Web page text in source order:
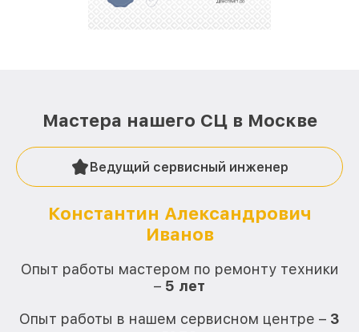
Мастера нашего СЦ в Москве
Ведущий сервисный инженер
Константин Александрович
Иванов
Опыт работы мастером по ремонту техники
– 5 лет
Опыт работы в нашем сервисном центре – 3